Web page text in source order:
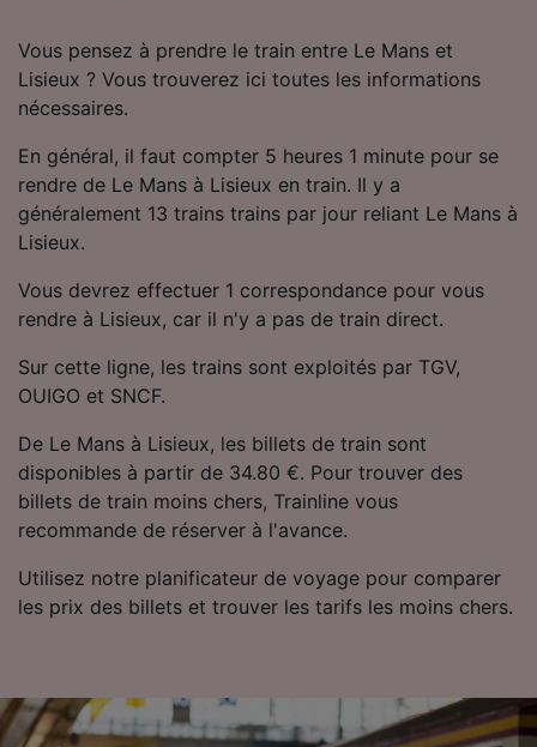
Vous pensez à prendre le train entre Le Mans et
Lisieux ? Vous trouverez ici toutes les informations
nécessaires.
En général, il faut compter 5 heures 1 minute pour se
rendre de Le Mans à Lisieux en train. Il y a
généralement 13 trains trains par jour reliant Le Mans à
Lisieux.
Vous devrez effectuer 1 correspondance pour vous
rendre à Lisieux, car il n'y a pas de train direct.
Sur cette ligne, les trains sont exploités par TGV,
OUIGO et SNCF.
De Le Mans à Lisieux, les billets de train sont
disponibles à partir de 34.80 €. Pour trouver des
billets de train moins chers, Trainline vous
recommande de réserver à l'avance.
Utilisez notre planificateur de voyage pour comparer
les prix des billets et trouver les tarifs les moins chers.
contenu personnalisés, mesure de
performance des publicités et du contenu,
études d’audience et développement de
services.
Liste de nos partenaires (fournisseurs)